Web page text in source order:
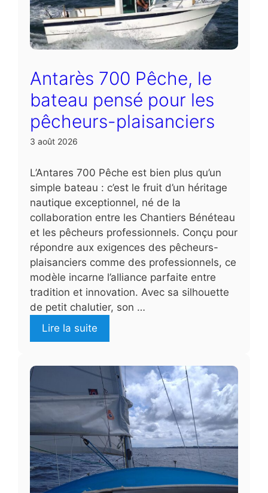
Antarès 700 Pêche, le
bateau pensé pour les
pêcheurs-plaisanciers
3 août 2026
L’Antares 700 Pêche est bien plus qu’un
simple bateau : c’est le fruit d’un héritage
nautique exceptionnel, né de la
collaboration entre les Chantiers Bénéteau
et les pêcheurs professionnels. Conçu pour
répondre aux exigences des pêcheurs-
plaisanciers comme des professionnels, ce
modèle incarne l’alliance parfaite entre
tradition et innovation. Avec sa silhouette
de petit chalutier, son …
Lire la suite